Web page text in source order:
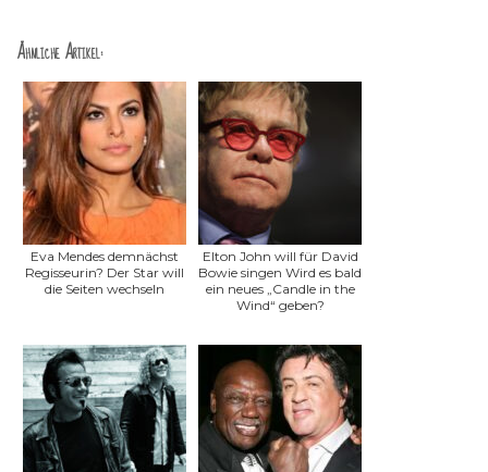
Ähnliche Artikel:
Eva Mendes demnächst
Regisseurin? Der Star will
die Seiten wechseln
Elton John will für David
Bowie singen Wird es bald
ein neues „Candle in the
Wind“ geben?